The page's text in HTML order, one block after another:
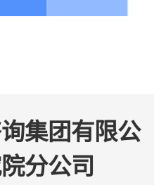
集团有限公
分公司